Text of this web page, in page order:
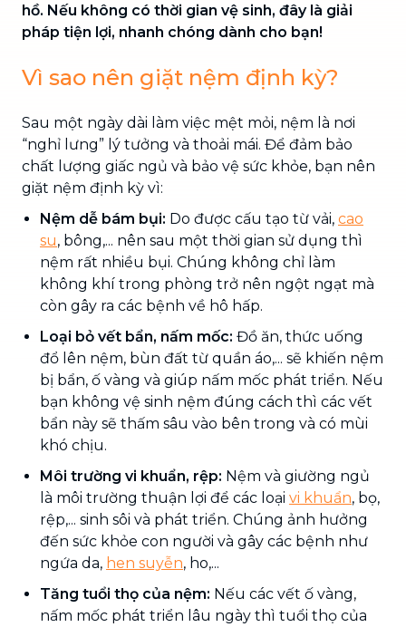
hồ. Nếu không có thời gian vệ sinh, đây là giải
pháp tiện lợi, nhanh chóng dành cho bạn!
Vì sao nên giặt nệm định kỳ?
Sau một ngày dài làm việc mệt mỏi, nệm là nơi
“nghỉ lưng” lý tưởng và thoải mái. Để đảm bảo
chất lượng giấc ngủ và bảo vệ sức khỏe, bạn nên
giặt nệm định kỳ vì:
Nệm dễ bám bụi: Do được cấu tạo từ vải, cao
su, bông,... nên sau một thời gian sử dụng thì
nệm rất nhiều bụi. Chúng không chỉ làm
không khí trong phòng trở nên ngột ngạt mà
còn gây ra các bệnh về hô hấp.
Loại bỏ vết bẩn, nấm mốc: Đồ ăn, thức uống
đổ lên nệm, bùn đất từ quần áo,... sẽ khiến nệm
bị bẩn, ố vàng và giúp nấm mốc phát triển. Nếu
bạn không vệ sinh nệm đúng cách thì các vết
bẩn này sẽ thấm sâu vào bên trong và có mùi
khó chịu.
Môi trường vi khuẩn, rệp: Nệm và giường ngủ
là môi trường thuận lợi để các loại vi khuẩn, bọ,
rệp,... sinh sôi và phát triển. Chúng ảnh hưởng
đến sức khỏe con người và gây các bệnh như
ngứa da, hen suyễn, ho,...
Tăng tuổi thọ của nệm: Nếu các vết ố vàng,
nấm mốc phát triển lâu ngày thì tuổi thọ của